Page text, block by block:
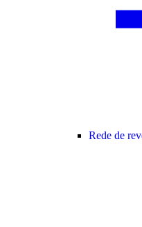
Rede de